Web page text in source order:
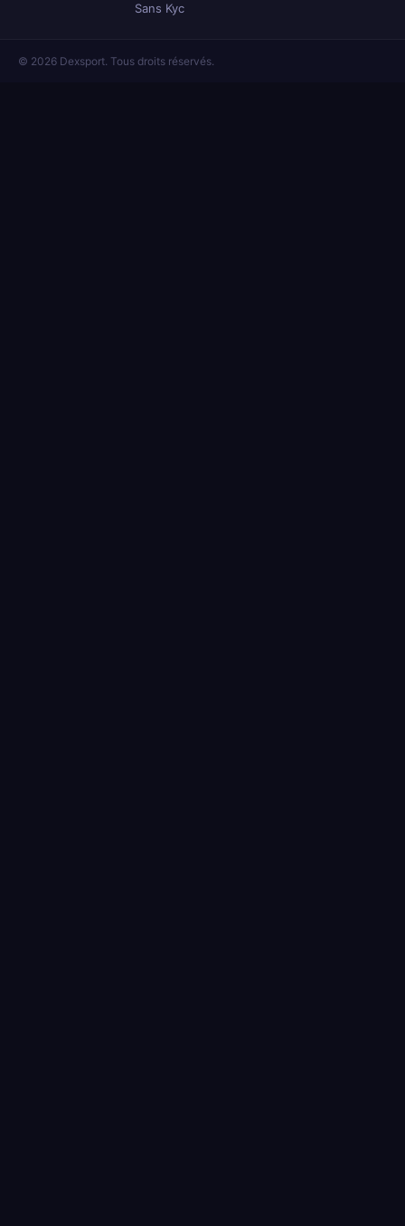
Sans Kyc
© 2026 Dexsport. Tous droits réservés.